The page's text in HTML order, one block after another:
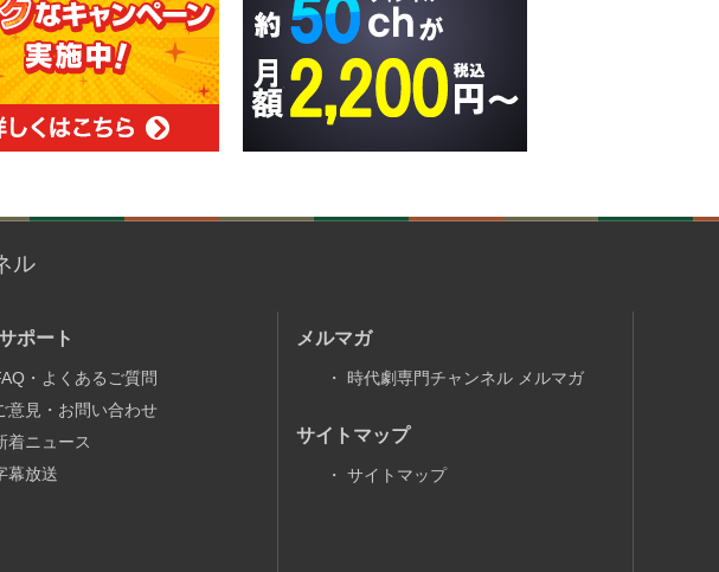
ル
ポート
・よくあるご質問
意見・お問い合わせ
着ニュース
幕放送
メルマガ
・ 時代劇専門チャンネル メルマガ
サイトマップ
・ サイトマップ